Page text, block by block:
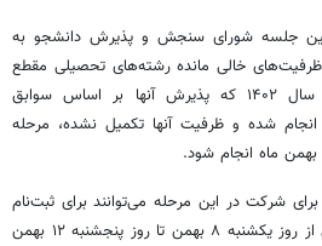
جلسه شورای سنجش و پذیرش دانشجو به
شد برای ظرفیت‌های خالی مانده رشته‌های تحصیلی مقطع
کاردانی به کارشناسی ناپیوسته سال ۱۴۰۲ که پذیرش آنها بر اساس سوابق
شده و ظرفیت آنها تکمیل نشده، مرحله
ماه انجام شود.
شرکت در این مرحله می‌توانند برای ثبت‌نام
و انتخاب‌رشته به صورت اینترنتی از روز یکشنبه ۸ بهمن تا روز پنجشنبه ۱۲ بهمن